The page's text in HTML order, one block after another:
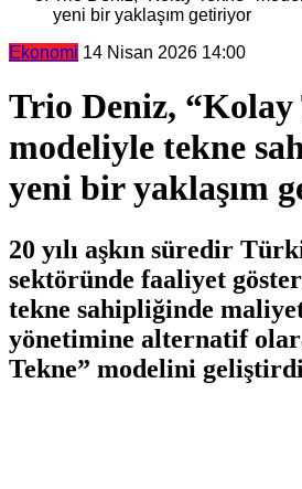
yeni bir yaklaşım getiriyor
Ekonomi 14 Nisan 2026 14:00
Trio Deniz, “Kolay
modeliyle tekne
yeni bir yaklaşım
20 yılı aşkın süredir
sektöründe faaliyet
tekne sahipliğinde
yönetimine alternatif
Tekne” modelini